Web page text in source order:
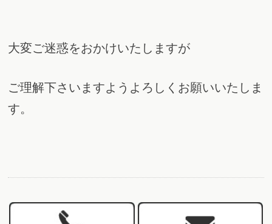
大変ご迷惑をおかけいたしますが
ご理解下さいますようよろしくお願いいたしま
す。